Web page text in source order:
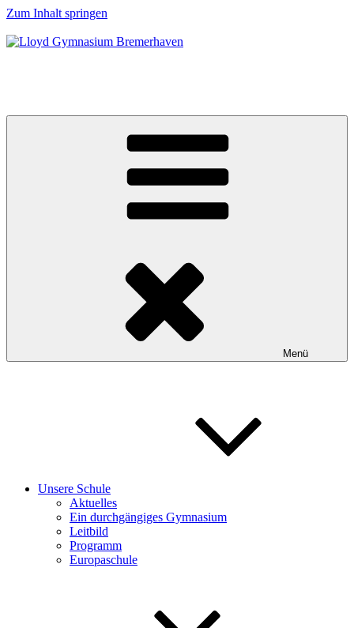
Zum Inhalt springen
Menü
Unsere Schule
Aktuelles
Ein durchgängiges Gymnasium
Leitbild
Programm
Europaschule